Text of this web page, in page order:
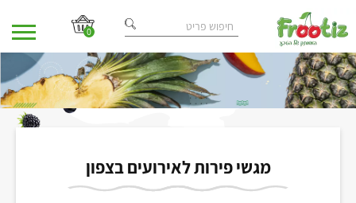
0
בית/מאמרים / מגשי פירות לאירועים בצפון
מגשי פירות לאירועים בצפון